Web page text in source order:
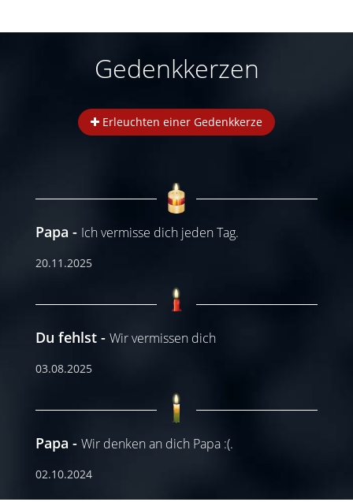
Gedenkkerzen
Erleuchten einer Gedenkkerze
Papa Ich vermisse dich jeden Tag.
20.11.2025
Du fehlst Wir vermissen dich
03.08.2025
Papa Wir denken an dich Papa :(.
02.10.2024